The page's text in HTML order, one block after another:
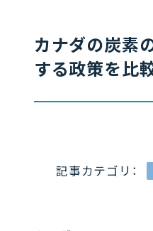
カナダの炭素
する政策を比
記事カテゴリ：